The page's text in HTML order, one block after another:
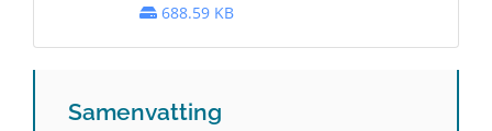
688.59 KB
Samenvatting